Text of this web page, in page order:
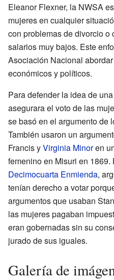
Eleanor Flexner, la NWSA
mujeres en cualquier
con problemas de divorcio o
salarios muy bajos. Este
Asociación Nacional
económicos y políticos.
Para defender la idea de
asegurara el voto de las
se basó en el argumento de
También usaron un
Francis yVirginia Minoren
femenino en Misuri en
Decimocuarta Enmienda,
tenían derecho a votar
argumentos que usaban
las mujeres pagaban
eran gobernadas sin su
jurado de sus iguales.
Galería de